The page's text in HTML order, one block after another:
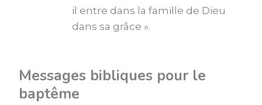
il entre dans la famille de Dieu
dans sa grâce ».
Messages bibliques pour le
baptême